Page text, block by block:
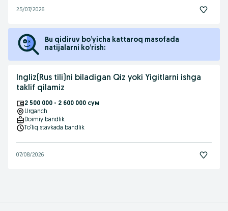
25/07/2026
Bu qidiruv bo’yicha kattaroq masofada
natijalarni ko’rish:
Ingliz(Rus tili)ni biladigan Qiz yoki Yigitlarni ishga
taklif qilamiz
2 500 000 - 2 600 000 сум
Urganch
Doimiy bandlik
To‘liq stavkada bandlik
07/08/2026